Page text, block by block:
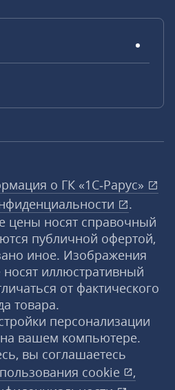
о ГК «1С‑Рарус»
.
цены носят справочный
публичной офертой,
иное. Изображения
носят иллюстративный
от фактического
товара.
персонализации
вашем компьютере.
вы соглашаетесь
cookie
,